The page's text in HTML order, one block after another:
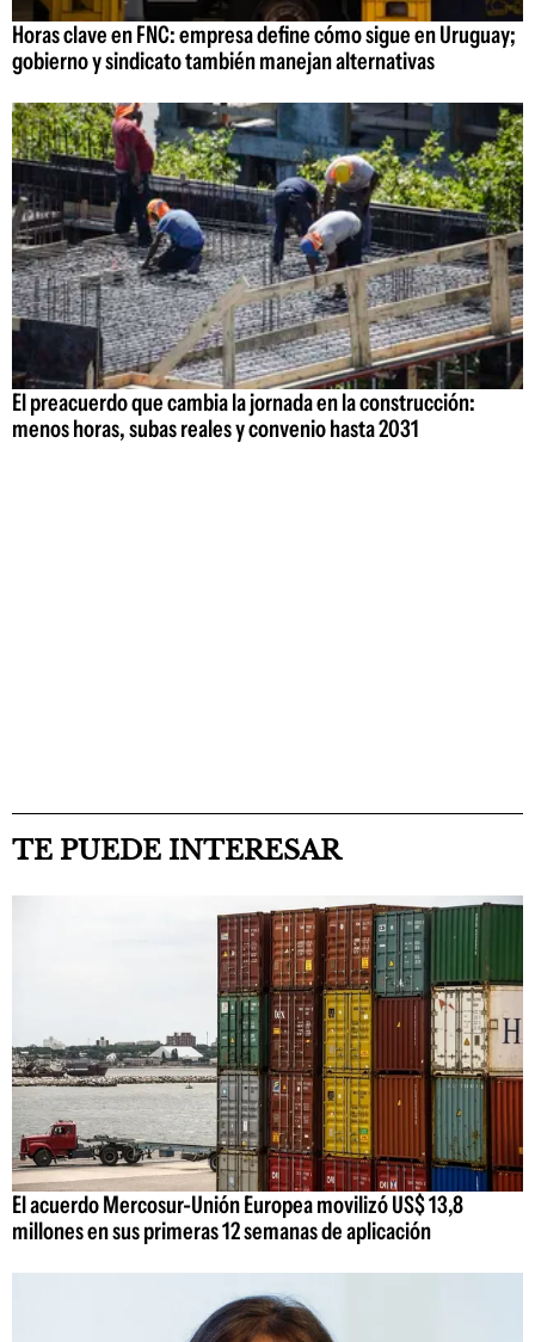
Horas clave en FNC: empresa define cómo sigue en Uruguay;
gobierno y sindicato también manejan alternativas
El preacuerdo que cambia la jornada en la construcción:
menos horas, subas reales y convenio hasta 2031
TE PUEDE INTERESAR
El acuerdo Mercosur-Unión Europea movilizó US$ 13,8
millones en sus primeras 12 semanas de aplicación